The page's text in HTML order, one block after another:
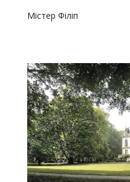
Містер Філіп